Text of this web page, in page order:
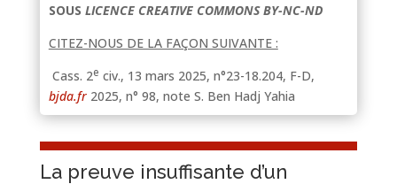
SOUS LICENCE CREATIVE COMMONS BY-NC-ND
CITEZ-NOUS DE LA FAÇON SUIVANTE :
Cass. 2e civ., 13 mars 2025, n°23-18.204, F-D,
bjda.fr2025, n° 98, note S. Ben Hadj Yahia
La preuve insuffisante d’un